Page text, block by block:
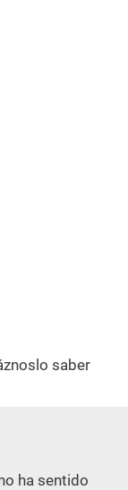
saber
ha sentido